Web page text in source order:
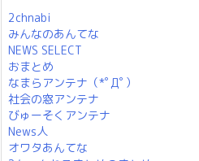
2chnabi
みんなのあんてな
NEWS SELECT
おまとめ
なまらアンテナ（*ﾟДﾟ）
社会の窓アンテナ
びゅーそくアンテナ
News人
オワタあんてな